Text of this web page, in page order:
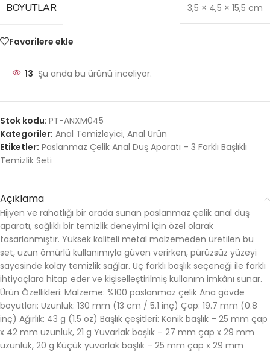
BOYUTLAR 3,5 × 4,5 × 15,5 cm
Favorilere ekle
13 Şu anda bu ürünü inceliyor.
Stok kodu: PT-ANXM045
Kategoriler: Anal Temizleyici, Anal Ürün
Etiketler: Paslanmaz Çelik Anal Duş Aparatı – 3 Farklı Başlıklı
Temizlik Seti
Açıklama
Hijyen ve rahatlığı bir arada sunan paslanmaz çelik anal duş
aparatı, sağlıklı bir temizlik deneyimi için özel olarak
tasarlanmıştır. Yüksek kaliteli metal malzemeden üretilen bu
set, uzun ömürlü kullanımıyla güven verirken, pürüzsüz yüzeyi
sayesinde kolay temizlik sağlar. Üç farklı başlık seçeneği ile farklı
ihtiyaçlara hitap eder ve kişiselleştirilmiş kullanım imkânı sunar.
Ürün Özellikleri: Malzeme: %100 paslanmaz çelik Ana gövde
boyutları: Uzunluk: 130 mm (13 cm / 5.1 inç) Çap: 19.7 mm (0.8
inç) Ağırlık: 43 g (1.5 oz) Başlık çeşitleri: Konik başlık – 25 mm çap
x 42 mm uzunluk, 21 g Yuvarlak başlık – 27 mm çap x 29 mm
uzunluk, 20 g Küçük yuvarlak başlık – 25 mm çap x 29 mm